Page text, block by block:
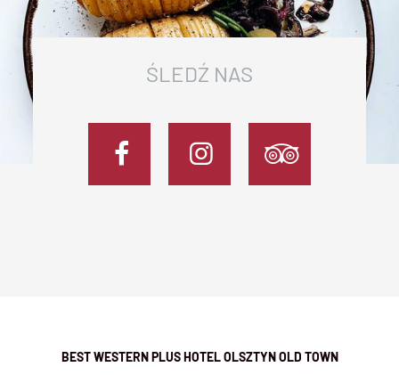
ŚLEDŹ NAS
FacebookInstagram
BEST WESTERN PLUS HOTEL OLSZTYN OLD TOWN